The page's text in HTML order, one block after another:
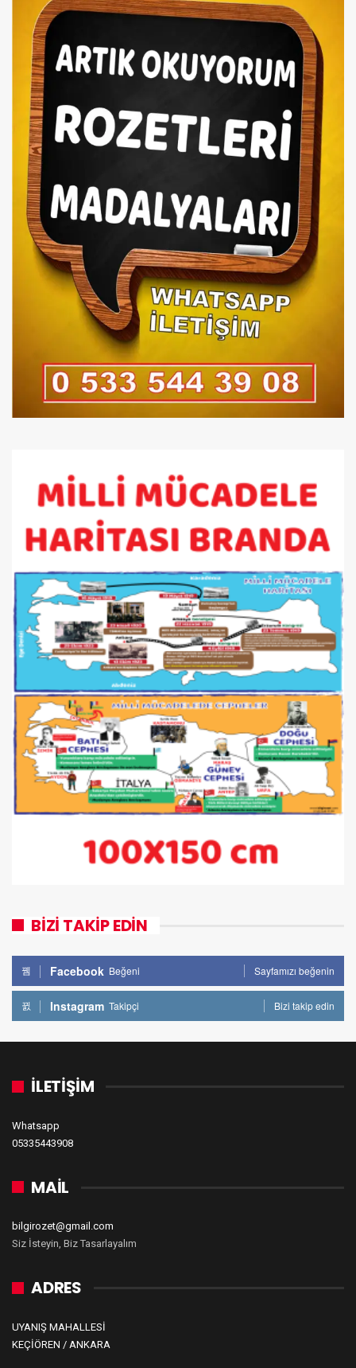
BİZİ TAKİP EDİN
Facebook Beğeni Sayfamızı beğenin
Instagram Takipçi Bizi takip edin
İLETİŞİM
Whatsapp
05335443908
MAİL
bilgirozet@gmail.com
Siz İsteyin, Biz Tasarlayalım
ADRES
UYANIŞ MAHALLESİ
KEÇİÖREN / ANKARA